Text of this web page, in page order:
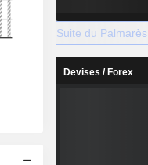
Suite du Palmarès
Devises / Forex